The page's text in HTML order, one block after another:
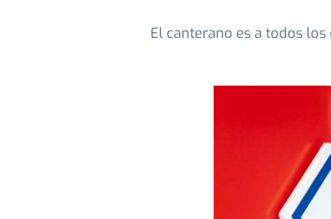
El canterano es a todos